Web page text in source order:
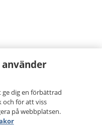
ge dig en förbättrad
och för att viss
på webbplatsen.